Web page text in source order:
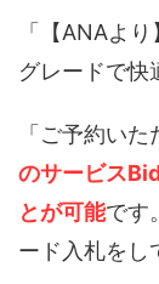
「【ANAよ
グレードで快
「ご予約い
のサービス
とが可能です
ード入札をし